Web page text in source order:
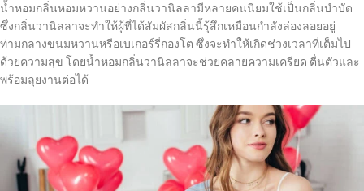
น้ำหอมกลิ่นหอมหวานอย่างกลิ่นวานิลลามีหลายคนนิยมใช้เป็นกลิ่นบำบัด
ซึ่งกลิ่นวานิลลาจะทำให้ผู้ที่ได้สัมผัสกลิ่นนี้รุ้สึกเหมือนกำลังล่องลอยอยู่
ท่ามกลางขนมหวานหรือเบเกอร์รี่กองโต ซึ่งจะทำให้เกิดช่วงเวลาที่เต็มไป
ด้วยความสุข โดยน้ำหอมกลิ่นวานิลลาจะช่วยคลายความเครียด ตื่นตัวและ
พร้อมลุยงานต่อได้